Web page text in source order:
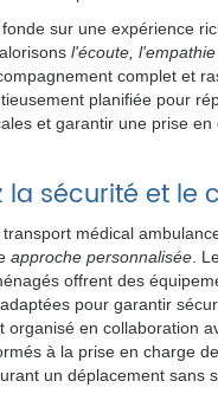
sur une expérience
l'écoute,
complet et
planifiée pour
et garantir une prise
la sécurité et le
médical
approche personnalisée.
offrent des
pour garantir
organisé en collaboration
à la prise en charge
un déplacement sans